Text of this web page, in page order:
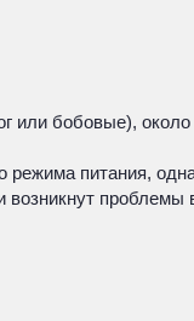
или бобовые),
питания,
возникнут